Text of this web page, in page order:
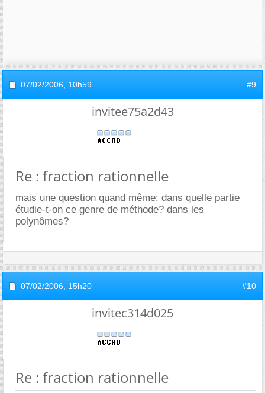
07/02/2006, 10h59 #9
invitee75a2d43
Re : fraction rationnelle
mais une question quand même: dans quelle partie
étudie-t-on ce genre de méthode? dans les
polynômes?
07/02/2006, 15h20 #10
invitec314d025
Re : fraction rationnelle